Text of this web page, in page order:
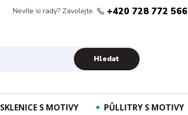
Hledat
Nevíte si rady? Zavolejte. +420 728 772 566
SKLENICE S MOTIVY PŮLLITRY S MOTIVY